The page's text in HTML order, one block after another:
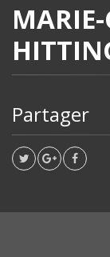
Partager